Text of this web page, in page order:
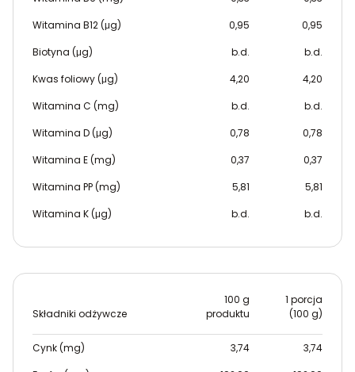
Witamina B12 (μg)
0,95
0,95
Biotyna (μg)
b.d.
b.d.
Kwas foliowy (μg)
4,20
4,20
Witamina C (mg)
b.d.
b.d.
Witamina D (μg)
0,78
0,78
Witamina E (mg)
0,37
0,37
Witamina PP (mg)
5,81
5,81
Witamina K (μg)
b.d. b.d.
Składniki odżywcze
100 g
produktu
1 porcja
(100 g)
Cynk (mg) 3,74
3,74